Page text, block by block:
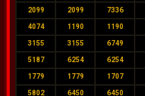
2099 2099 7336
4074 1190 1190
3155 3155 6749
5187 6254 6254
1779 1779 1707
5802 6450 6450